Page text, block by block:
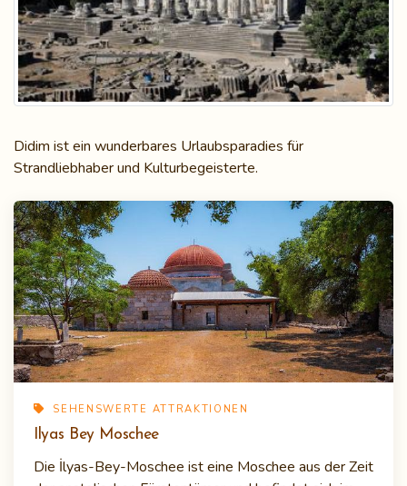
Didim ist ein wunderbares Urlaubsparadies für
Strandliebhaber und Kulturbegeisterte.
SEHENSWERTE ATTRAKTIONEN
Ilyas Bey Moschee
Die İlyas-Bey-Moschee ist eine Moschee aus der Zeit